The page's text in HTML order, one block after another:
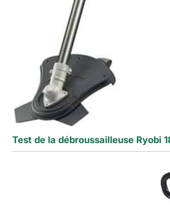
Test de la débroussailleuse Ryobi